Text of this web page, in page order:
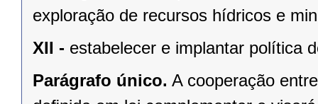
exploração de recursos hídricos e
XII - estabelecer e implantar política
Parágrafo único. A cooperação